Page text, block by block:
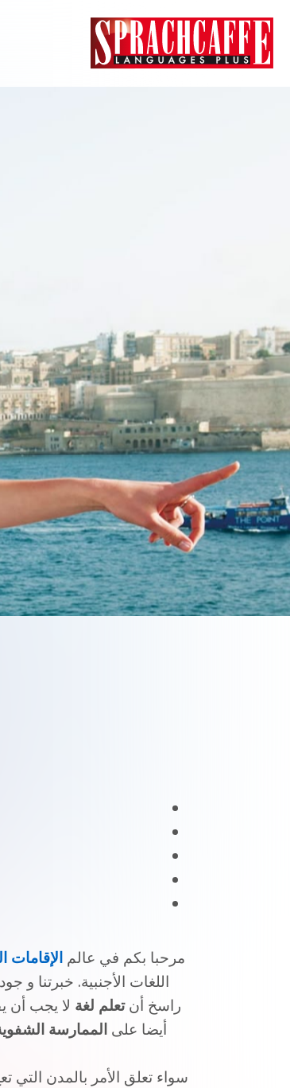
مرحبا بكم في عالم الإقامات
اللغات الأجنبية. خبرتنا و
راسخ أنتعلم لغة لا يجب أن
أيضا على الممارسة
سواء تعلق الأمر بالمدن التي